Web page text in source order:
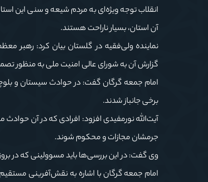
انقلاب توجه ویژه‌ای به مردم شیعه و سنی این
آن استان، بسیار ناراحت هستند.
نماینده ولی‌فقیه در گلستان بیان کرد: رهبر
گزارش آن به شورای عالی امنیت ملی به منظور
امام جمعه گرگان گفت: در حوادث سیستان و
برخی جانباز شدند.
آیت‌الله نورمفیدی افزود: افرادی که در آن
جرمشان مجازات و محکوم شوند.
وی گفت: در این بررسی‌ها باید مسوولینی که در
امام جمعه گرگان با اشاره به نقش‌آفرینی